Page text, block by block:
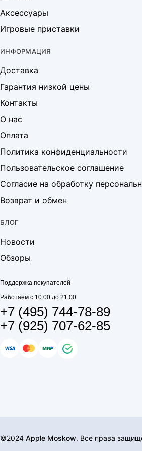
Аксессуары
Игровые приставки
ИНФОРМАЦИЯ
Доставка
Гарантия низкой цены
Контакты
О нас
Оплата
Политика конфиденциальности
Пользовательское соглашение
Согласие на обработку
Возврат и обмен
БЛОГ
Новости
Обзоры
Поддержка покупателей
Работаем с 10:00 до 21:00
+7 (495) 744-78-89
+7 (925) 707-62-85
©2024 Apple Moskow. Все права